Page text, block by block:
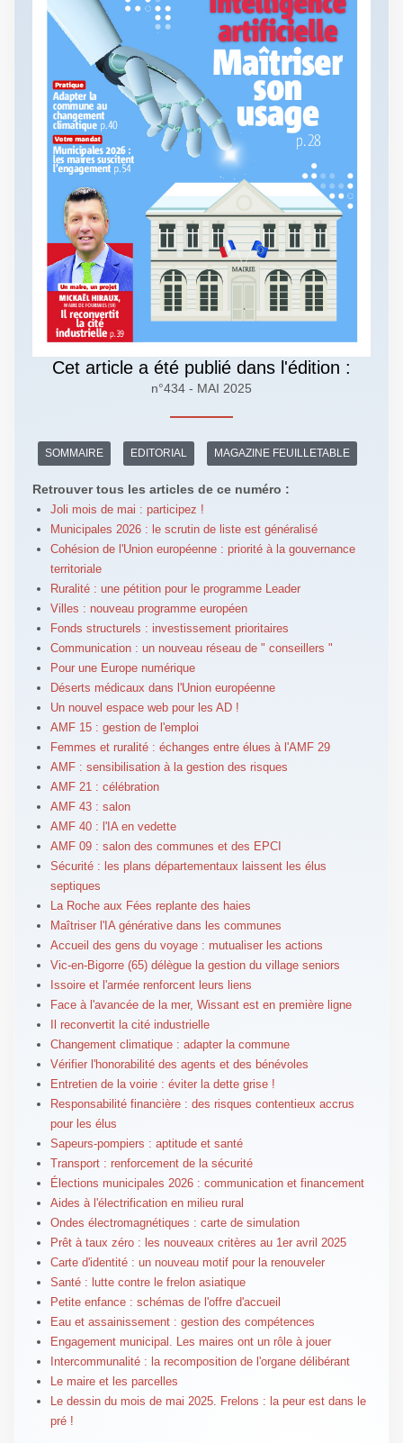
Cet article a été publié dans l'édition :
n°434 - MAI 2025
SOMMAIRE EDITORIAL MAGAZINE FEUILLETABLE
Retrouver tous les articles de ce numéro :
Joli mois de mai : participez !
Municipales 2026 : le scrutin de liste est généralisé
Cohésion de l'Union européenne : priorité à la gouvernance
territoriale
Ruralité : une pétition pour le programme Leader
Villes : nouveau programme européen
Fonds structurels : investissement prioritaires
Communication : un nouveau réseau de " conseillers "
Pour une Europe numérique
Déserts médicaux dans l'Union européenne
Un nouvel espace web pour les AD !
AMF 15 : gestion de l'emploi
Femmes et ruralité : échanges entre élues à l'AMF 29
AMF : sensibilisation à la gestion des risques
AMF 21 : célébration
AMF 43 : salon
AMF 40 : l'IA en vedette
AMF 09 : salon des communes et des EPCI
Sécurité : les plans départementaux laissent les élus
septiques
La Roche aux Fées replante des haies
Maîtriser l'IA générative dans les communes
Accueil des gens du voyage : mutualiser les actions
Vic-en-Bigorre (65) délègue la gestion du village seniors
Issoire et l'armée renforcent leurs liens
Face à l'avancée de la mer, Wissant est en première ligne
Il reconvertit la cité industrielle
Changement climatique : adapter la commune
Vérifier l'honorabilité des agents et des bénévoles
Entretien de la voirie : éviter la dette grise !
Responsabilité financière : des risques contentieux accrus
pour les élus
Sapeurs-pompiers : aptitude et santé
Transport : renforcement de la sécurité
Élections municipales 2026 : communication et financement
Aides à l'électrification en milieu rural
Ondes électromagnétiques : carte de simulation
Prêt à taux zéro : les nouveaux critères au 1er avril 2025
Carte d'identité : un nouveau motif pour la renouveler
Santé : lutte contre le frelon asiatique
Petite enfance : schémas de l'offre d'accueil
Eau et assainissement : gestion des compétences
Engagement municipal. Les maires ont un rôle à jouer
Intercommunalité : la recomposition de l'organe délibérant
Le maire et les parcelles
Le dessin du mois de mai 2025. Frelons : la peur est dans le
pré !